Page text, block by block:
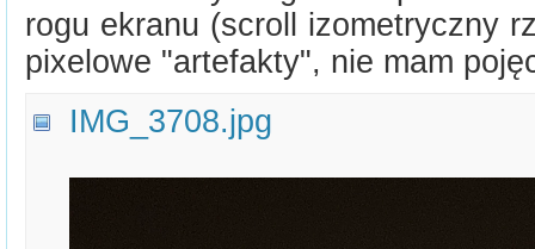
rogu ekranu (scroll izometryczny
pixelowe "artefakty", nie mam
IMG_3708.jpg